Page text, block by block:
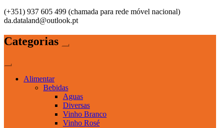
(+351) 937 605 499 (chamada para rede móvel nacional)
da.dataland@outlook.pt
Categorias
Alimentar
Bebidas
Aguas
Diversas
Vinho Branco
Vinho Rosé